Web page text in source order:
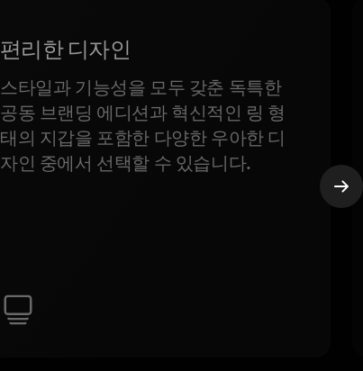
편리한 디자인
스타일과 기능성을 모두 갖춘 독특한
공동 브랜딩 에디션과 혁신적인 링 형
태의 지갑을 포함한 다양한 우아한 디
자인 중에서 선택할 수 있습니다.